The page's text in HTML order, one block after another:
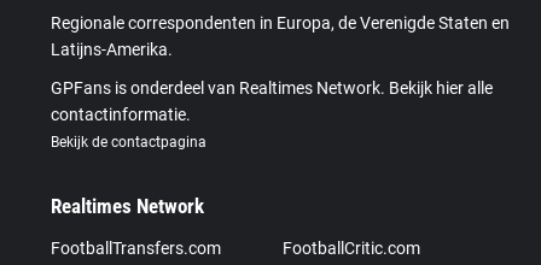
Regionale correspondenten in Europa, de Verenigde Staten en
Latijns-Amerika.
GPFans is onderdeel van Realtimes Network. Bekijk hier alle
contactinformatie.
Bekijk de contactpagina
Realtimes Network
FootballTransfers.com
FootballCritic.com